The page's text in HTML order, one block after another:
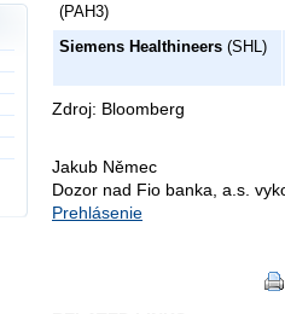
(PAH3)
Siemens Healthineers (SHL)
Zdroj: Bloomberg
Jakub Němec
Dozor nad Fio banka, a.s.
Prehlásenie